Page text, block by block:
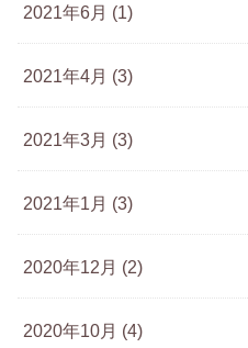
2021年6月 (1)
2021年4月 (3)
2021年3月 (3)
2021年1月 (3)
2020年12月 (2)
2020年10月 (4)